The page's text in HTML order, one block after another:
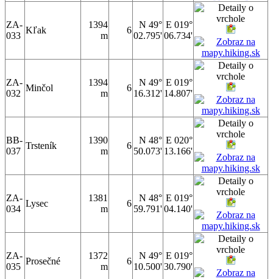
ZA-
033
Kľak
1394
m
6
N 49°
02.795'
E 019°
06.734'
ZA-
032
Minčol
1394
m
6
N 49°
16.312'
E 019°
14.807'
BB-
037
Trsteník
1390
m
6
N 48°
50.073'
E 020°
13.166'
ZA-
034
Lysec
1381
m
6
N 48°
59.791'
E 019°
04.140'
ZA-
035
Prosečné
1372
m
6
N 49°
10.500'
E 019°
30.790'